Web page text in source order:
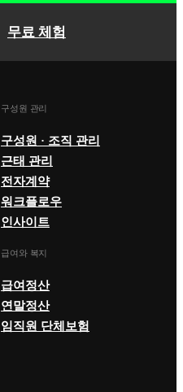
무료 체험
구성원 관리
구성원 · 조직 관리
근태 관리
전자계약
워크플로우
인사이트
급여와 복지
급여정산
연말정산
임직원 단체보험